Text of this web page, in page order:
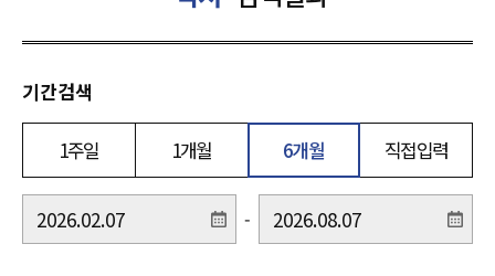
기간검색
1주일 1개월 6개월 직접입력
-